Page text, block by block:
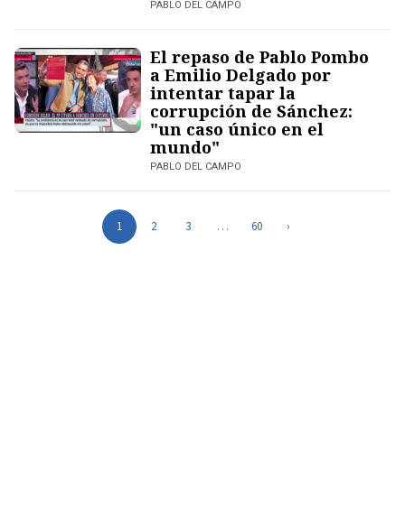
PABLO DEL CAMPO
El repaso de Pablo Pombo
a Emilio Delgado por
intentar tapar la
corrupción de Sánchez:
"un caso único en el
mundo"
PABLO DEL CAMPO
1 2 3 … 60 ›